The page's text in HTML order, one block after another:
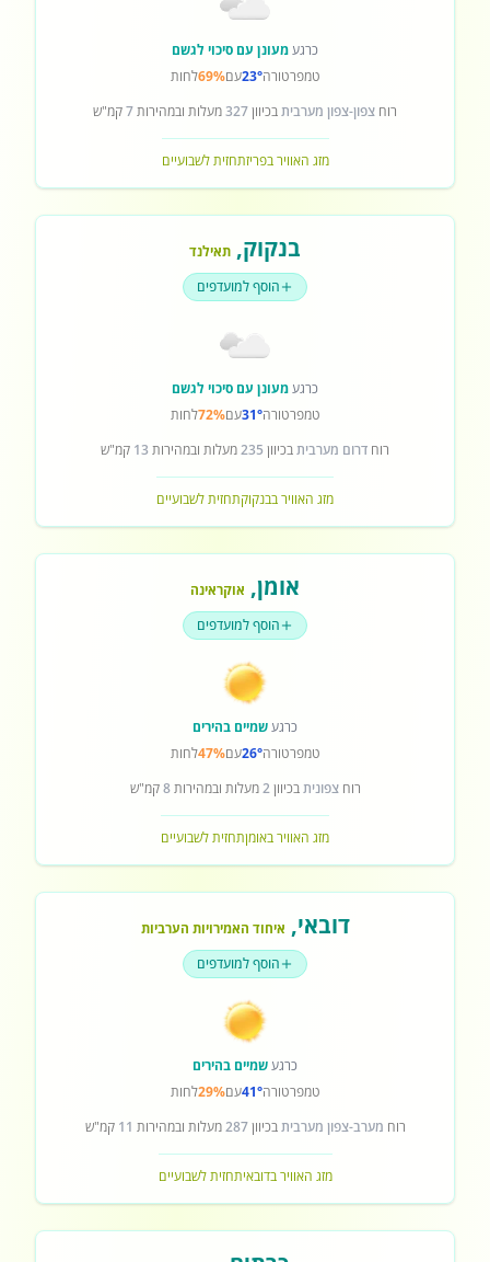
כרגעמעונן עם סיכוי לגשם
טמפרטורה23°עם69%לחות
רוח צפון-צפון מערביתבכיוון327מעלות ובמהירות7קמ"ש
מזג האוויר בפריזתחזית לשבועיים
בנקוק, תאילנד
הוסף למועדפים
כרגעמעונן עם סיכוי לגשם
טמפרטורה31°עם72%לחות
רוח דרום מערביתבכיוון 235מעלות ובמהירות 13 קמ"ש
מזג האוויר בבנקוקתחזית לשבועיים
אומן, אוקראינה
הוסף למועדפים
כרגעשמיים בהירים
טמפרטורה26°עם47%לחות
רוחצפוניתבכיוון2מעלות ובמהירות8קמ"ש
מזג האוויר באומןתחזית לשבועיים
דובאי, איחוד האמירויות הערביות
הוסף למועדפים
כרגעשמיים בהירים
טמפרטורה41°עם29%לחות
רוח מערב-צפון מערביתבכיוון287מעלות ובמהירות 11 קמ"ש
מזג האוויר בדובאיתחזית לשבועיים